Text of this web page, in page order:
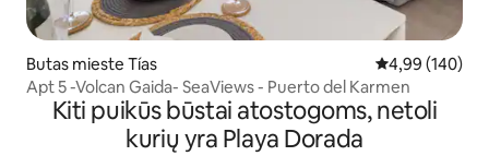
Butas mieste Tías Vidutinis
4,99 (140)
Apt 5 -Volcan Gaida- SeaViews - Puerto del Karmen
Kiti puikūs būstai atostogoms, netoli
kurių yra Playa Dorada